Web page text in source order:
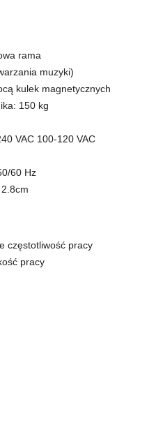
rama
muzyki)
kulek magnetycznych
150 kg
VAC 100-120 VAC
60 Hz
częstotliwość pracy
pracy